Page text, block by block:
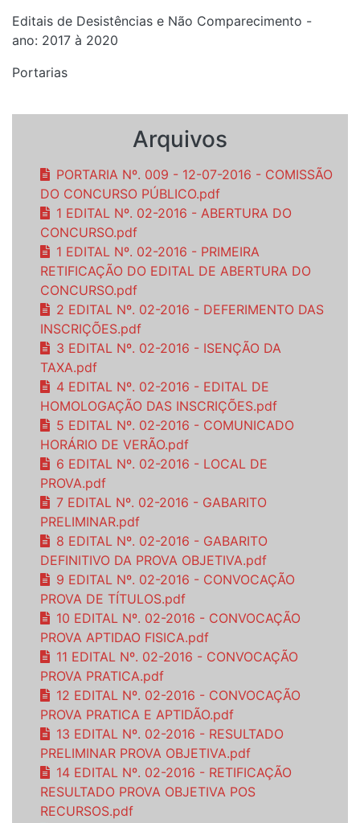
Editais de Desistências e Não Comparecimento -
ano: 2017 à 2020
Portarias
Arquivos
PORTARIA Nº. 009 - 12-07-2016 - COMISSÃO
DO CONCURSO PÚBLICO.pdf
1 EDITAL Nº. 02-2016 - ABERTURA DO
CONCURSO.pdf
1 EDITAL Nº. 02-2016 - PRIMEIRA
RETIFICAÇÃO DO EDITAL DE ABERTURA DO
CONCURSO.pdf
2 EDITAL Nº. 02-2016 - DEFERIMENTO DAS
INSCRIÇÕES.pdf
3 EDITAL Nº. 02-2016 - ISENÇÃO DA
TAXA.pdf
4 EDITAL Nº. 02-2016 - EDITAL DE
HOMOLOGAÇÃO DAS INSCRIÇÕES.pdf
5 EDITAL Nº. 02-2016 - COMUNICADO
HORÁRIO DE VERÃO.pdf
6 EDITAL Nº. 02-2016 - LOCAL DE
PROVA.pdf
7 EDITAL Nº. 02-2016 - GABARITO
PRELIMINAR.pdf
8 EDITAL Nº. 02-2016 - GABARITO
DEFINITIVO DA PROVA OBJETIVA.pdf
9 EDITAL Nº. 02-2016 - CONVOCAÇÃO
PROVA DE TÍTULOS.pdf
10 EDITAL Nº. 02-2016 - CONVOCAÇÃO
PROVA APTIDAO FISICA.pdf
11 EDITAL Nº. 02-2016 - CONVOCAÇÃO
PROVA PRATICA.pdf
12 EDITAL Nº. 02-2016 - CONVOCAÇÃO
PROVA PRATICA E APTIDÃO.pdf
13 EDITAL Nº. 02-2016 - RESULTADO
PRELIMINAR PROVA OBJETIVA.pdf
14 EDITAL Nº. 02-2016 - RETIFICAÇÃO
RESULTADO PROVA OBJETIVA POS
RECURSOS.pdf